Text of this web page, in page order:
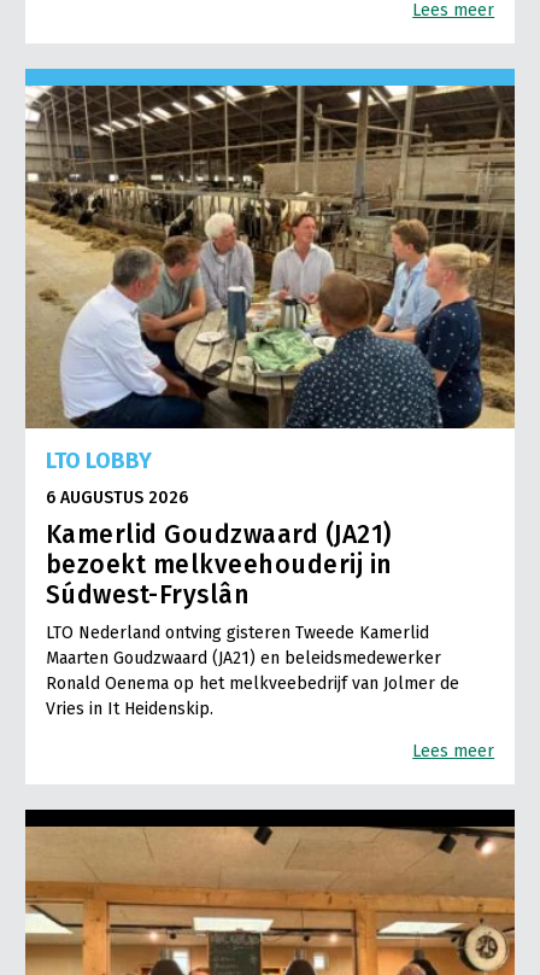
Lees meer
LTO LOBBY
6 AUGUSTUS 2026
Kamerlid Goudzwaard (JA21)
bezoekt melkveehouderij in
Súdwest-Fryslân
LTO Nederland ontving gisteren Tweede Kamerlid
Maarten Goudzwaard (JA21) en beleidsmedewerker
Ronald Oenema op het melkveebedrijf van Jolmer de
Vries in It Heidenskip.
Lees meer